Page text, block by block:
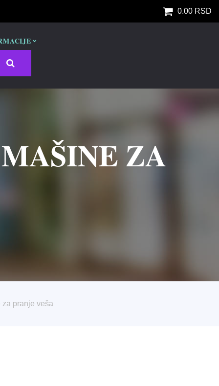
0.00 RSD
ZA
pranje veša